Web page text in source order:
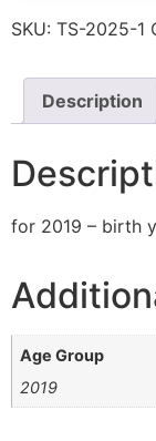
SKU: TS-2025-1
Description
for 2019 – birth
Age Group
2019